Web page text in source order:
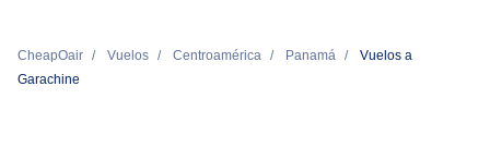
CheapOair Vuelos Centroamérica Panamá
Vuelos a
Garachine